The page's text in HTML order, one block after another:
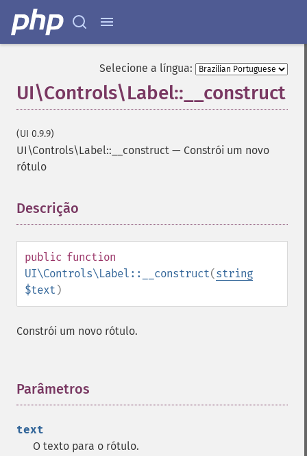
Selecione a língua:
UI\Controls\Label::__construct
(UI 0.9.9)
UI\Controls\Label::__construct — Constrói um novo
rótulo
Descrição
public function
UI\Controls\Label::__construct(string
$text )
Constrói um novo rótulo.
Parâmetros
text
O texto para o rótulo.